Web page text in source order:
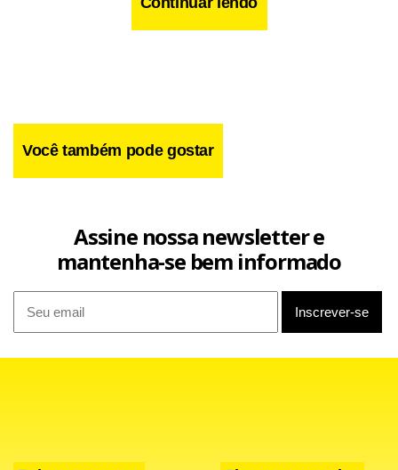
Facebook
WhatsApp
LinkedIn
Twitter
X
Você também pode gostar
Assine nossa newsletter e
mantenha-se bem informado